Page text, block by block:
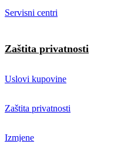
Servisni centri
Zaštita privatnosti
Uslovi kupovine
Zaštita privatnosti
Izmjene